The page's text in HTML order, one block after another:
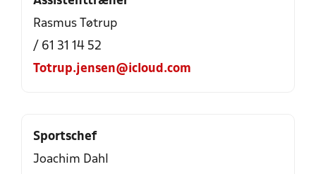
Rasmus Tøtrup
/ 61 31 14 52
Totrup.jensen@icloud.com
Sportschef
Joachim Dahl